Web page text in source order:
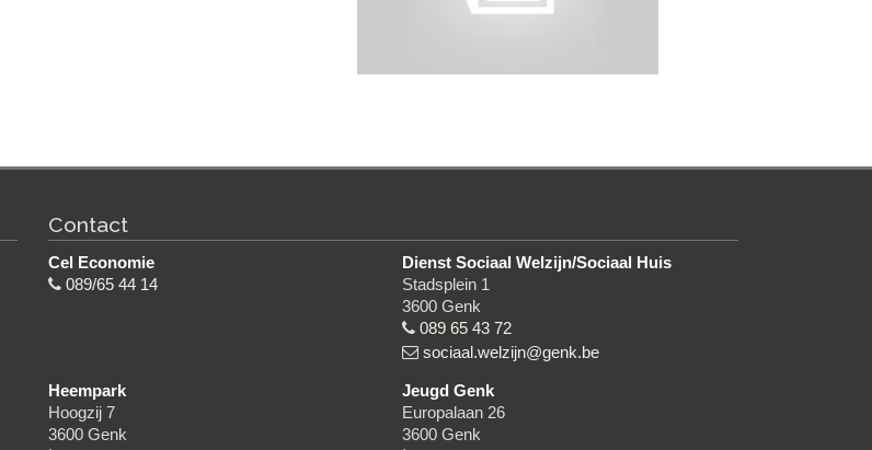
Contact
Cel Economie
089/65 44 14
Dienst Sociaal Welzijn/Sociaal Huis
Stadsplein 1
3600Genk
089 65 43 72
sociaal.welzijn@genk.be
Heempark
Hoogzij 7
3600Genk
Jeugd Genk
Europalaan 26
3600Genk